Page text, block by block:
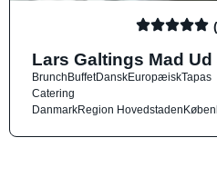
Lars Galtings Mad Ud
BrunchBuffetDanskEuropæiskTapas
Catering
DanmarkRegion Hovedstaden